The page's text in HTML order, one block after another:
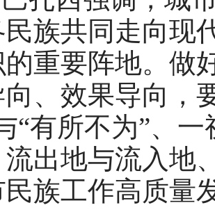
族共同走向现
重要阵地。做
、效果导向，
“有所不为”、
流出地与流入地
族工作高质量